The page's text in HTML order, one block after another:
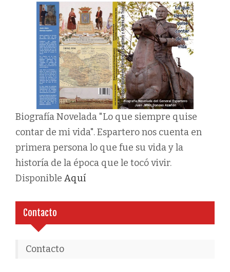
Biografía Novelada "Lo que siempre quise
contar de mi vida". Espartero nos cuenta en
primera persona lo que fue su vida y la
historía de la época que le tocó vivir.
Disponible Aquí
Contacto
Contacto